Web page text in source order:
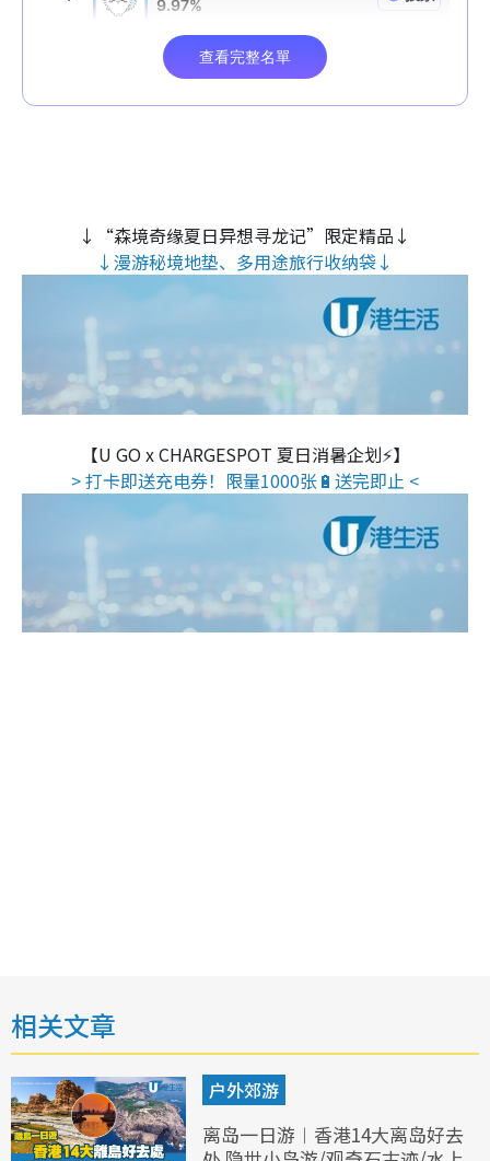
↓“森境奇缘夏日异想寻龙记”限定精品↓
↓漫游秘境地垫、多用途旅行收纳袋↓
【U GO x CHARGESPOT 夏日消暑企划⚡】
> 打卡即送充电券！限量1000张🔋送完即止 <
相关文章
户外郊游
离岛一日游︱香港14大离岛好去